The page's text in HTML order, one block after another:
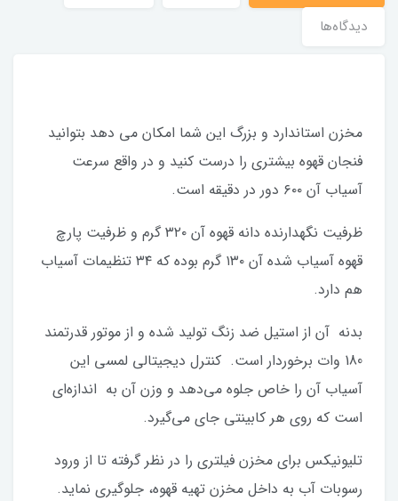
دیدگاه‌ها
مخزن استاندارد و بزرگ این شما امکان می دهد بتوانید
فنجان قهوه بیشتری را درست کنید و در واقع سرعت
آسیاب آن ۶۰۰ دور در دقیقه است.
ظرفیت نگهدارنده دانه قهوه آن ۳۲۰ گرم و ظرفیت پارچ
قهوه آسیاب شده آن ۱۳۰ گرم بوده که ۳۴ تنظیمات آسیاب
هم دارد.
بدنه آن از استیل ضد زنگ تولید شده و از موتور قدرتمند
180 وات برخوردار است. کنترل دیجیتالی لمسی این
آسیاب آن را خاص جلوه می‌دهد و وزن آن به اندازه‌ای
است که روی هر کابینتی جای می‌گیرد.
تلیونیکس برای مخزن فیلتری را در نظر گرفته تا از ورود
رسوبات آب به داخل مخزن تهیه قهوه، جلوگیری نماید.